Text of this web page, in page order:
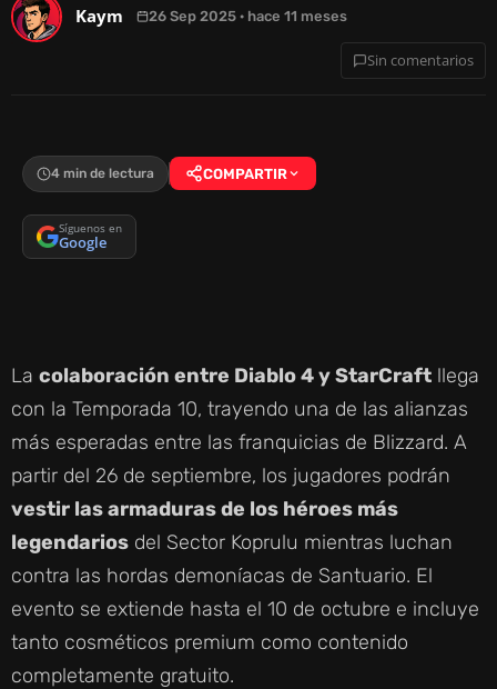
Kaym 26 Sep 2025 · hace 11 meses
Sin comentarios
4 min de lectura COMPARTIR
Síguenos en
Google
La colaboración entre Diablo 4 y StarCraft llega
con la Temporada 10, trayendo una de las alianzas
más esperadas entre las franquicias de Blizzard. A
partir del 26 de septiembre, los jugadores podrán
vestir las armaduras de los héroes más
legendarios del Sector Koprulu mientras luchan
contra las hordas demoníacas de Santuario. El
evento se extiende hasta el 10 de octubre e incluye
tanto cosméticos premium como contenido
completamente gratuito.